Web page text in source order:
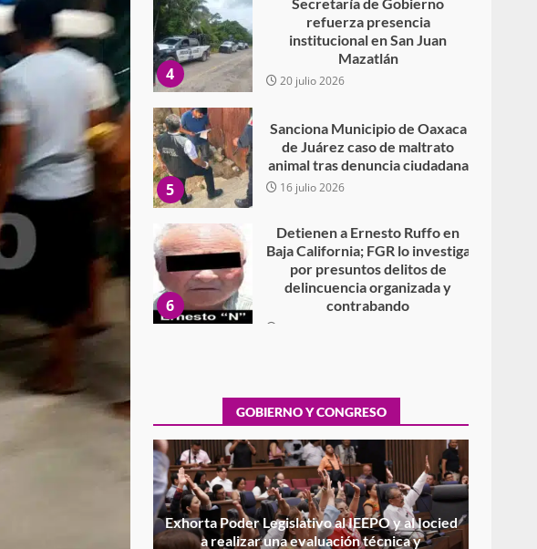
4
refuerza presencia
institucional en San Juan
Mazatlán
20 julio 2026
5
Sanciona Municipio de Oaxaca
de Juárez caso de maltrato
animal tras denuncia ciudadana
16 julio 2026
6
Detienen a Ernesto Ruffo en
Baja California; FGR lo investiga
por presuntos delitos de
delincuencia organizada y
contrabando
7
26 junio 2026
1
Exhorta Poder Legislativo al
IEEPO y al Iocied a realizar una
evaluación técnica y
estructural integral de las
instalaciones de la Escuela
GOBIERNO Y CONGRESO